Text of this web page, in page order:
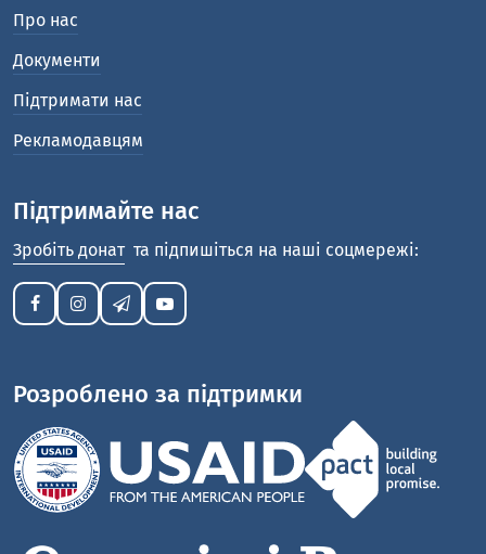
Про нас
Документи
Підтримати нас
Рекламодавцям
Підтримайте нас
Зробіть донат та підпишіться на наші соцмережі:
Розроблено за підтримки